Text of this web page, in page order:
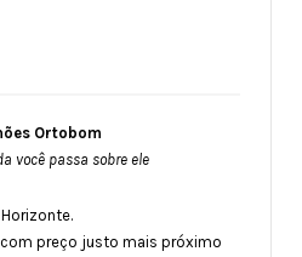
Ortobom
você passa sobre ele
preço justo mais próximo